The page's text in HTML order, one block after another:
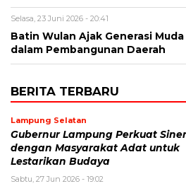
Selasa, 23 Juni 2026 - 20:41
Batin Wulan Ajak Generasi
dalam Pembangunan Daerah
BERITA TERBARU
Lampung Selatan
Gubernur Lampung Perkuat
dengan Masyarakat Adat untuk
Lestarikan Budaya
Sabtu, 27 Jun 2026 - 19:02